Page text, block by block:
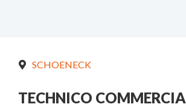
SCHOENECK
TECHNICO